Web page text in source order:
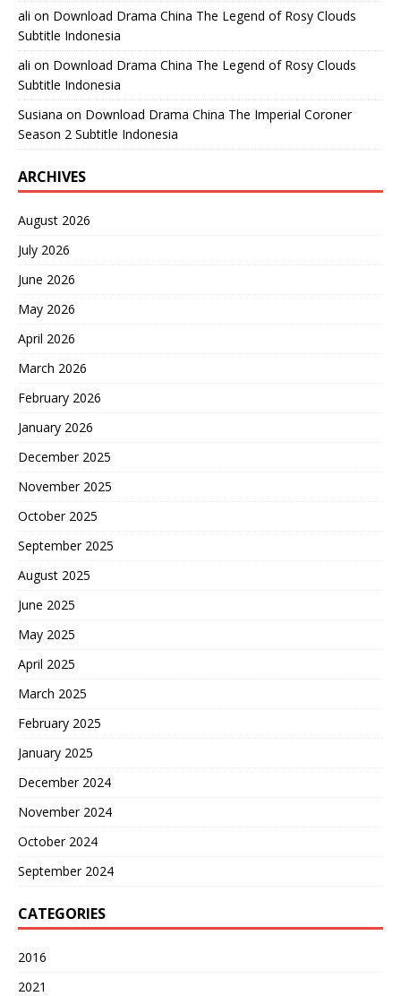
ali on Download Drama China The Legend of Rosy Clouds
Subtitle Indonesia
ali on Download Drama China The Legend of Rosy Clouds
Subtitle Indonesia
Susiana on Download Drama China The Imperial Coroner
Season 2 Subtitle Indonesia
ARCHIVES
August 2026
July 2026
June 2026
May 2026
April 2026
March 2026
February 2026
January 2026
December 2025
November 2025
October 2025
September 2025
August 2025
June 2025
May 2025
April 2025
March 2025
February 2025
January 2025
December 2024
November 2024
October 2024
September 2024
CATEGORIES
2016
2021